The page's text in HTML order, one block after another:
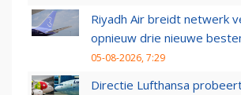
Riyadh Air breidt netwerk
opnieuw drie nieuwe
05-08-2026, 7:29
Directie Lufthansa